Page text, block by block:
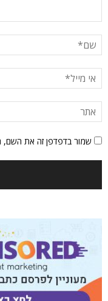
שמור בדפדפן זה את השם,